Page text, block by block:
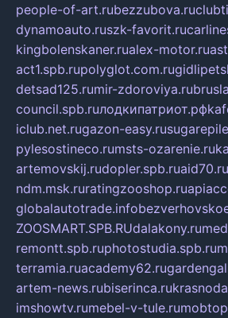
people-of-art.rubezzubova.ru
dynamoauto.ruszk-favorit.ru
kingbolenskaner.rualex-motor.ru
act1.spb.rupolyglot.com.ru
detsad125.rumir-zdoroviya.ru
council.spb.ruлодкипатриот.рф
iclub.net.rugazon-easy.ru
pylesostineco.rumsts-ozarenie.ru
artemovskij.rudopler.spb.ruaid70.ru
ndm.msk.ruratingzooshop.ru
globalautotrade.info
ZOOSMART.SPB.RUdalakony.ru
remontt.spb.ruphotostudia.spb.ru
terramia.ruacademy62.ru
artem-news.rubiserinca.ru
imshowtv.rumebel-v-tule.ru